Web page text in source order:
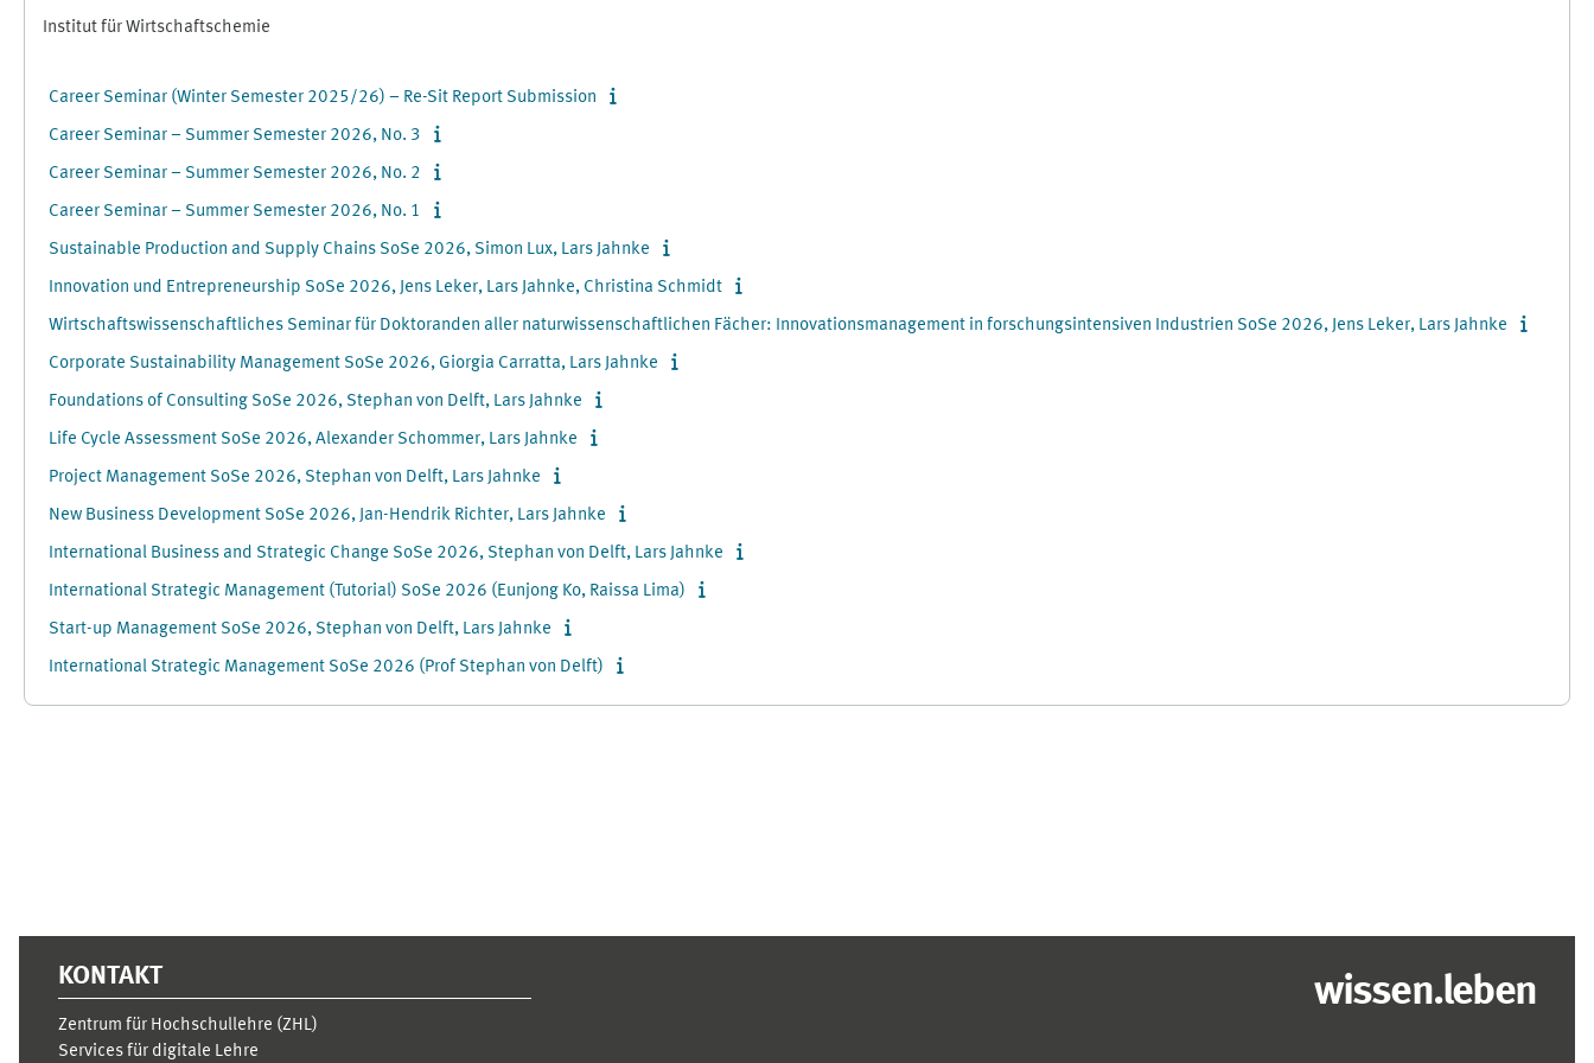
Institut für Wirtschaftschemie
Career Seminar (Winter Semester 2025/26) – Re-Sit Report Submission
Career Seminar – Summer Semester 2026, No. 3
Career Seminar – Summer Semester 2026, No. 2
Career Seminar – Summer Semester 2026, No. 1
Sustainable Production and Supply Chains SoSe 2026, Simon Lux, Lars Jahnke
Innovation und Entrepreneurship SoSe 2026, Jens Leker, Lars Jahnke, Christina Schmidt
Wirtschaftswissenschaftliches Seminar für Doktoranden aller naturwissenschaftlichen Fächer: Innovationsmanagement in forschungsintensiven Industrien SoSe 2026, Jens Leker, Lars Jahnke
Corporate Sustainability Management SoSe 2026, Giorgia Carratta, Lars Jahnke
Foundations of Consulting SoSe 2026, Stephan von Delft, Lars Jahnke
Life Cycle Assessment SoSe 2026, Alexander Schommer, Lars Jahnke
Project Management SoSe 2026, Stephan von Delft, Lars Jahnke
New Business Development SoSe 2026, Jan-Hendrik Richter, Lars Jahnke
International Business and Strategic Change SoSe 2026, Stephan von Delft, Lars Jahnke
International Strategic Management (Tutorial) SoSe 2026 (Eunjong Ko, Raissa Lima)
Start-up Management SoSe 2026, Stephan von Delft, Lars Jahnke
International Strategic Management SoSe 2026 (Prof Stephan von Delft)
KONTAKT
Zentrum für Hochschullehre (ZHL)
Services für digitale Lehre
wissen.leben